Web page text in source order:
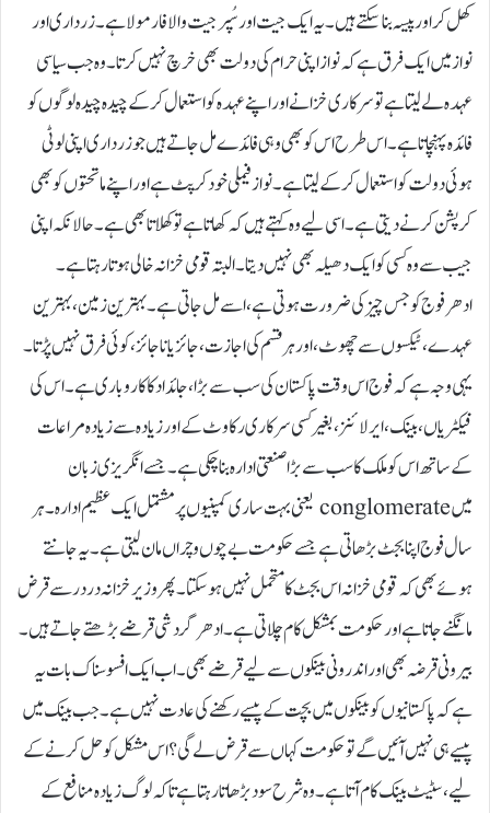
کھل کر اورپیسہ بنا سکتے ہیں۔ یہ ایک جیت اور سُپرجیت والا فارمولا ہے۔زرداری اور
نواز میں ایک فرق ہے کہ نواز اپنی حرام کی دولت بھی خرچ نہیں کرتا۔ وہ جب سیاسی
عہدہ لے لیتا ہے تو سرکاری خزانے اور اپنے عہدہ کو استعمال کر کے چیدہ چیدہ لوگوں کو
فائدہ پہنچاتا ہے۔اس طرح اس کو بھی وہی فائدے مل جاتے ہیں جو زرداری اپنی لوٹی
ہوئی دولت کو استعمال کر کے لیتا ہے۔نواز فیملی خود کرپٹ ہے اور اپنے ماتحتوں کو بھی
کرپشن کرنے دیتی ہے۔ اسی لیے وہ کہتے ہیں کہ کھاتا ہے تو کھلاتا بھی ہے۔حالانکہ اپنی
جیب سے وہ کسی کو ایک دھیلہ بھی نہیں دیتا۔ البتہ قومی خزانہ خالی ہوتا رہتا ہے۔
ادھر فوج کو جس چیز کی ضرورت ہوتی ہے، اسے مل جاتی ہے۔ بہترین زمین ، بہترین
عہدے، ٹیکسوں سے چھوٹ،اور ہر قسم کی اجازت، جائز یا نا جائز، کوئی فرق نہیں پڑتا۔
یہی وجہ ہے کہ فوج اس وقت پاکستان کی سب سے بڑا ،جائداد کا کاروباری ہے۔ اس کی
فیکٹریاں، بینک، ایر لائنز، بغیر کسی سرکاری رکاوٹ کے اور زیادہ سے زیادہ مراعات
کے ساتھ اس کو ملک کا سب سے بڑا صنعتی ادارہ بنا چکی ہے۔جسے انگریزی زبان
میں conglomerate یعنی بہت ساری کمپنیوں پر مشتمل ایک عظیم ادارہ۔ہر
سال فوج اپنا بجٹ بڑھاتی ہے جسے حکومت بے چوں و چراں مان لیتی ہے۔ یہ جانتے
ہوئے بھی کہ قومی خزانہ اس بجٹ کا متحمل نہیں ہو سکتا۔پھر وزیر خزانہ در در سے قرض
مانگنے جاتا ہے اور حکومت بمشکل کام چلاتی ہے۔ادھر گردشی قرضے بڑھتے جاتے ہیں۔
بیرونی قرضہ بھی اور اندرونی بینکوں سے لیے قرضے بھی۔ اب ایک افسوسناک بات یہ
ہے کہ پاکستانیوں کو بینکوں میں بچت کے پیسے رکھنے کی عادت نہیں ہے۔جب بینک میں
پیسے ہی نہیں آئیں گے تو حکومت کہاں سے قرض لے گی؟ اس مشکل کو حل کرنے کے
لیے، سٹیٹ بینک کام آتا ہے ۔ وہ شرح سود بڑھاتا رہتا ہے تا کہ لوگ زیادہ منافع کے